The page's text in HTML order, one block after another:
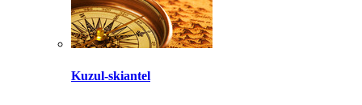
Kuzul-skiantel